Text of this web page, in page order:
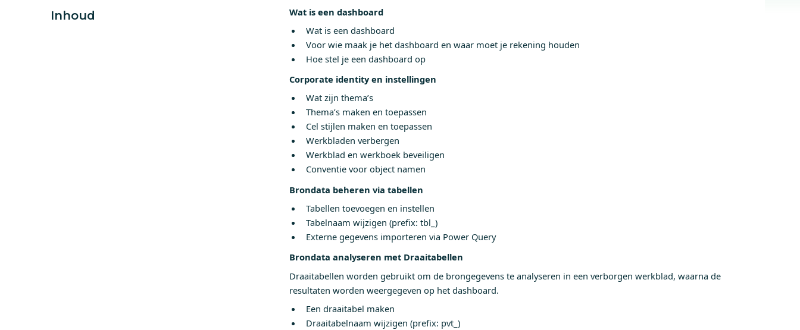
Inhoud
Wat is een dashboard
Wat is een dashboard
Voor wie maak je het dashboard en waar moet je rekening houden
Hoe stel je een dashboard op
Corporate identity en instellingen
Wat zijn thema’s
Thema’s maken en toepassen
Cel stijlen maken en toepassen
Werkbladen verbergen
Werkblad en werkboek beveiligen
Conventie voor object namen
Brondata beheren via tabellen
Tabellen toevoegen en instellen
Tabelnaam wijzigen (prefix: tbl_)
Externe gegevens importeren via Power Query
Brondata analyseren met Draaitabellen
Draaitabellen worden gebruikt om de brongegevens te analyseren in een verborgen werkblad, waarna de
resultaten worden weergegeven op het dashboard.
Een draaitabel maken
Draaitabelnaam wijzigen (prefix: pvt_)